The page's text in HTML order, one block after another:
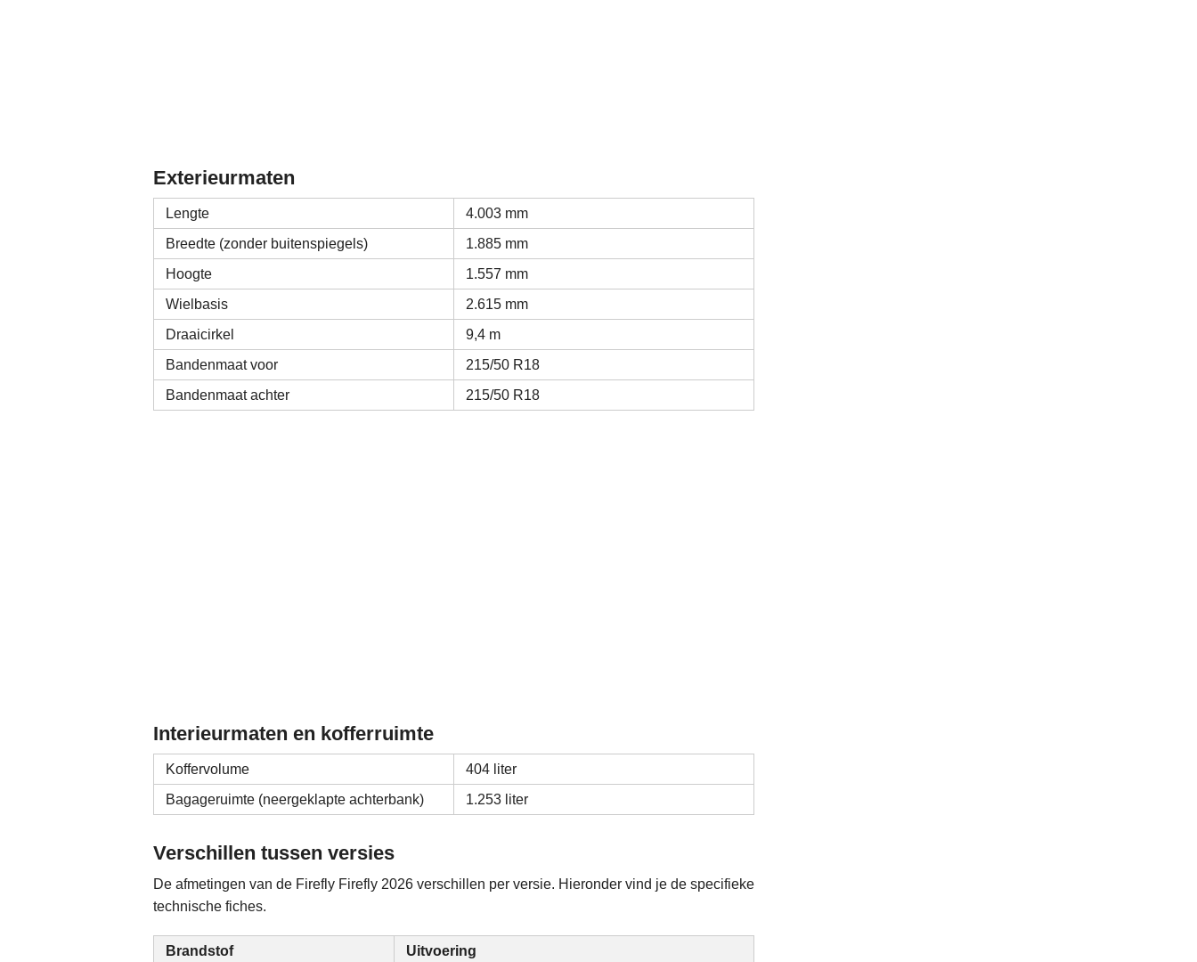
Exterieurmaten
Lengte
4.003 mm
Breedte (zonder buitenspiegels)
1.885 mm
Hoogte
1.557 mm
Wielbasis
2.615 mm
Draaicirkel
9,4 m
Bandenmaat voor
215/50 R18
Bandenmaat achter
215/50 R18
Interieurmaten en kofferruimte
Koffervolume
404 liter
Bagageruimte (neergeklapte achterbank)
1.253 liter
Verschillen tussen versies
De afmetingen van de Firefly Firefly 2026 verschillen per versie. Hieronder vind je de specifieke
technische fiches.
Brandstof
Uitvoering